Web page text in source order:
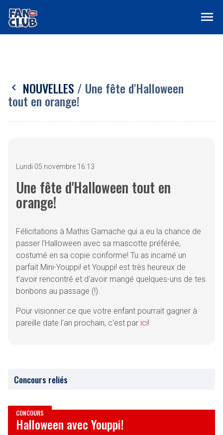
menu
chevron_left NOUVELLES / Une fête d'Halloween
tout en orange!
Lundi 05 novembre 16:13
Une fête d'Halloween tout en
orange!
Félicitations à Mathis Gamache qui a eu la chance de
passer l'Halloween avec sa mascotte préférée,
costumé en sa copie conforme! Tu as incarné un
parfait Mini-Youppi! et Youppi! est très heureux de
t'avoir rencontré et d'avoir mangé quelques-uns de tes
bonbons au passage (!).
Pour visionner ce que votre enfant pourrait gagner à
pareille date l'an prochain, c'est par ici!
Concours reliés
CONCOURS
Halloween avec Youppi!